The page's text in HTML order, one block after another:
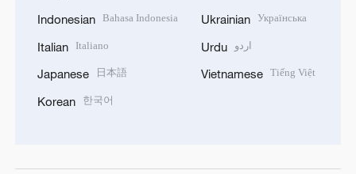
Indonesian Bahasa Indonesia
Italian Italiano
Japanese 日本語
Korean 한국어
Ukrainian Українська
Urdu اردو
Vietnamese Tiếng Việt